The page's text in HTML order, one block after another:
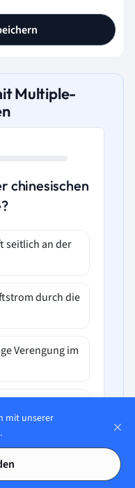
Multiple-
chinesischen
seitlich an der
durch die
Verengung im
und
können.
mit unserer